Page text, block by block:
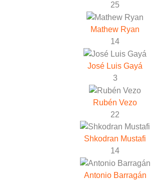
25
Mathew Ryan
14
José Luis Gayá
3
Rubén Vezo
22
Shkodran Mustafi
14
Antonio Barragán